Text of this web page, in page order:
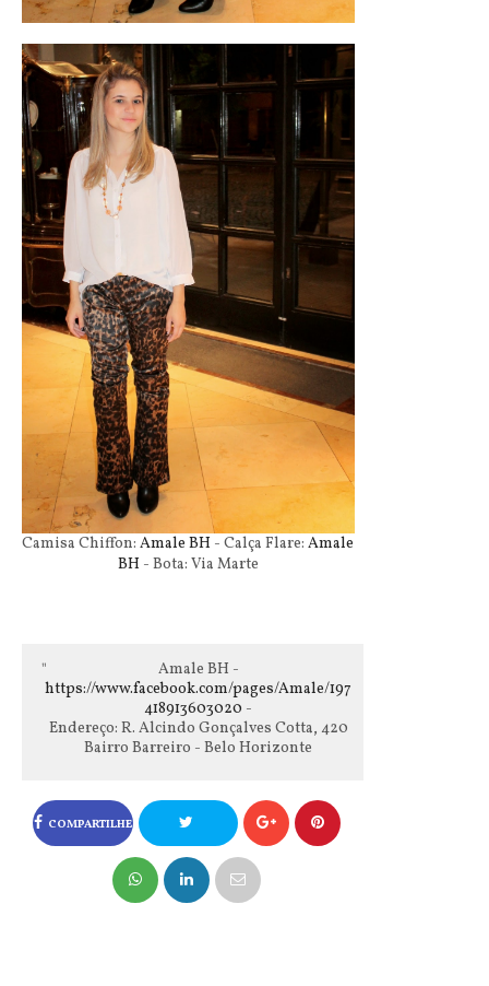
Camisa Chiffon:Amale BH - Calça Flare:Amale
BH - Bota: Via Marte
Amale BH -
https://www.facebook.com/pages/Amale/197
418913603020 -
Endereço: R. Alcindo Gonçalves Cotta, 420
Bairro Barreiro - Belo Horizonte
COMPARTILHE
NO FACEBOOK COMPARTILHE